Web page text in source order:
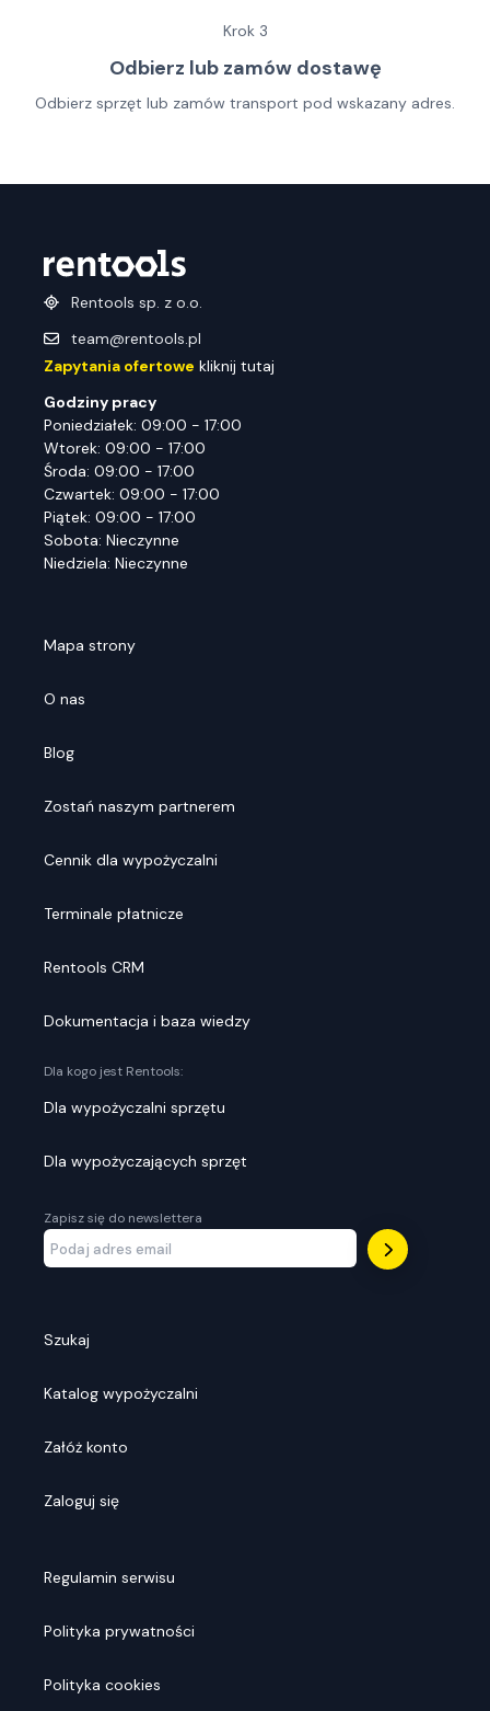
Krok 3
Odbierz lub zamów dostawę
Odbierz sprzęt lub zamów transport pod wskazany adres.
Rentools sp. z o.o.
team@rentools.pl
Zapytania ofertowe kliknij tutaj
Godziny pracy
Poniedziałek: 09:00 - 17:00
Wtorek: 09:00 - 17:00
Środa: 09:00 - 17:00
Czwartek: 09:00 - 17:00
Piątek: 09:00 - 17:00
Sobota: Nieczynne
Niedziela: Nieczynne
Mapa strony
O nas
Blog
Zostań naszym partnerem
Cennik dla wypożyczalni
Terminale płatnicze
Rentools CRM
Dokumentacja i baza wiedzy
Dla kogo jest Rentools:
Dla wypożyczalni sprzętu
Dla wypożyczających sprzęt
Zapisz się do newslettera
Szukaj
Katalog wypożyczalni
Załóż konto
Zaloguj się
Regulamin serwisu
Polityka prywatności
Polityka cookies